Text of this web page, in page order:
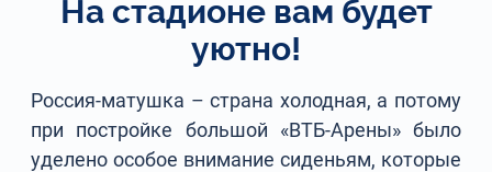
На стадионе вам будет
уютно!
Россия-матушка – страна холодная, а потому
при постройке большой «ВТБ-Арены» было
уделено особое внимание сиденьям, которые